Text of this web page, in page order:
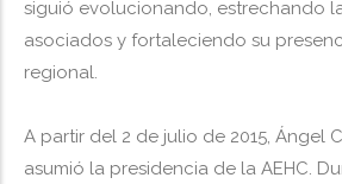
siguió evolucionando, estrechando
asociados y fortaleciendo su
regional.
A partir del 2 de julio de 2015, Ángel
asumió la presidencia de la AEHC.